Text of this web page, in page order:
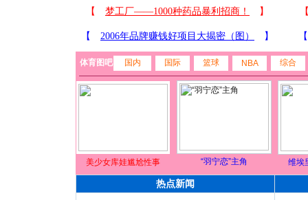
体育图吧 国内 国际 篮球 NBA 综合
美少女库娃尴尬性事 “羽宁恋”主角 维埃
热点新闻